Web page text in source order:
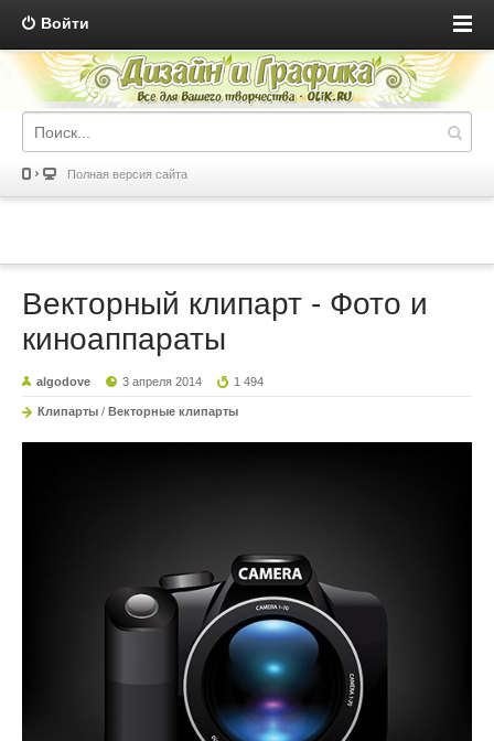
Войти
Полная версия сайта
Векторный клипарт - Фото и
киноаппараты
algodove 3 апреля 2014 1 494
Клипарты / Векторные клипарты